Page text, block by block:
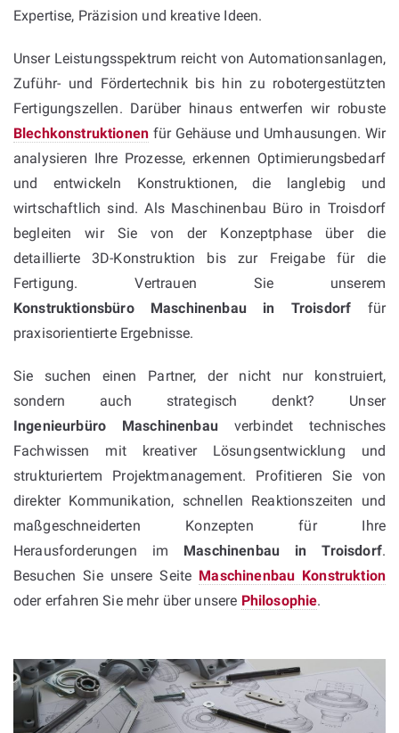
Expertise, Präzision und kreative Ideen.
Unser Leistungsspektrum reicht von Automationsanlagen,
Zuführ- und Fördertechnik bis hin zu robotergestützten
Fertigungszellen. Darüber hinaus entwerfen wir robuste
Blechkonstruktionen für Gehäuse und Umhausungen. Wir
analysieren Ihre Prozesse, erkennen Optimierungsbedarf
und entwickeln Konstruktionen, die langlebig und
wirtschaftlich sind. Als Maschinenbau Büro in Troisdorf
begleiten wir Sie von der Konzeptphase über die
detaillierte 3D-Konstruktion bis zur Freigabe für die
Fertigung. Vertrauen Sie unserem
Konstruktionsbüro Maschinenbau in Troisdorf für
praxisorientierte Ergebnisse.
Sie suchen einen Partner, der nicht nur konstruiert,
sondern auch strategisch denkt? Unser
Ingenieurbüro Maschinenbauverbindet technisches
Fachwissen mit kreativer Lösungsentwicklung und
strukturiertem Projektmanagement. Profitieren Sie von
direkter Kommunikation, schnellen Reaktionszeiten und
maßgeschneiderten Konzepten für Ihre
Herausforderungen im Maschinenbau in Troisdorf.
Besuchen Sie unsere Seite Maschinenbau Konstruktion
oder erfahren Sie mehr über unsere Philosophie.